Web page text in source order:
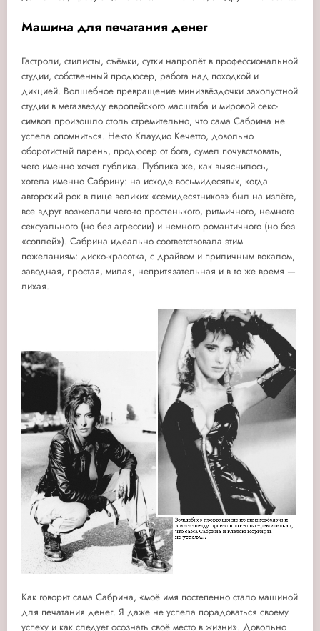
Машина для печатания денег
Гастроли, стилисты, съёмки, сутки напролёт в профессиональной
студии, собственный продюсер, работа над походкой и
дикцией. Волшебное превращение минизвёздочки захолустной
студии в мегазвезду европейского масштаба и мировой секс-
символ произошло столь стремительно, что сама Сабрина не
успела опомниться. Некто Клаудио Кечетто, довольно
оборотистый парень, продюсер от бога, сумел почувствовать,
чего именно хочет публика. Публика же, как выяснилось,
хотела именно Сабрину: на исходе восьмидесятых, когда
авторский рок в лице великих «семидесятников» был на излёте,
все вдруг возжелали чего-то простенького, ритмичного, немного
сексуального (но без агрессии) и немного романтичного (но без
«соплей»). Сабрина идеально соответствовала этим
пожеланиям: диско-красотка, с драйвом и приличным вокалом,
заводная, простая, милая, непритязательная и в то же время —
лихая.
Как говорит сама Сабрина, «моё имя постепенно стало машиной
для печатания денег. Я даже не успела порадоваться своему
успеху и как следует осознать своё место в жизни». Довольно